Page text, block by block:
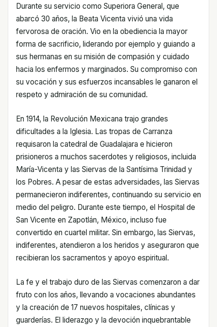
Durante su servicio como Superiora General, que
abarcó 30 años, la Beata Vicenta vivió una vida
fervorosa de oración. Vio en la obediencia la mayor
forma de sacrificio, liderando por ejemplo y guiando a
sus hermanas en su misión de compasión y cuidado
hacia los enfermos y marginados. Su compromiso con
su vocación y sus esfuerzos incansables le ganaron el
respeto y admiración de su comunidad.
En 1914, la Revolución Mexicana trajo grandes
dificultades a la Iglesia. Las tropas de Carranza
requisaron la catedral de Guadalajara e hicieron
prisioneros a muchos sacerdotes y religiosos, incluida
María-Vicenta y las Siervas de la Santísima Trinidad y
los Pobres. A pesar de estas adversidades, las Siervas
permanecieron indiferentes, continuando su servicio en
medio del peligro. Durante este tiempo, el Hospital de
San Vicente en Zapotlán, México, incluso fue
convertido en cuartel militar. Sin embargo, las Siervas,
indiferentes, atendieron a los heridos y aseguraron que
recibieran los sacramentos y apoyo espiritual.
La fe y el trabajo duro de las Siervas comenzaron a dar
fruto con los años, llevando a vocaciones abundantes
y la creación de 17 nuevos hospitales, clínicas y
guarderías. El liderazgo y la devoción inquebrantable